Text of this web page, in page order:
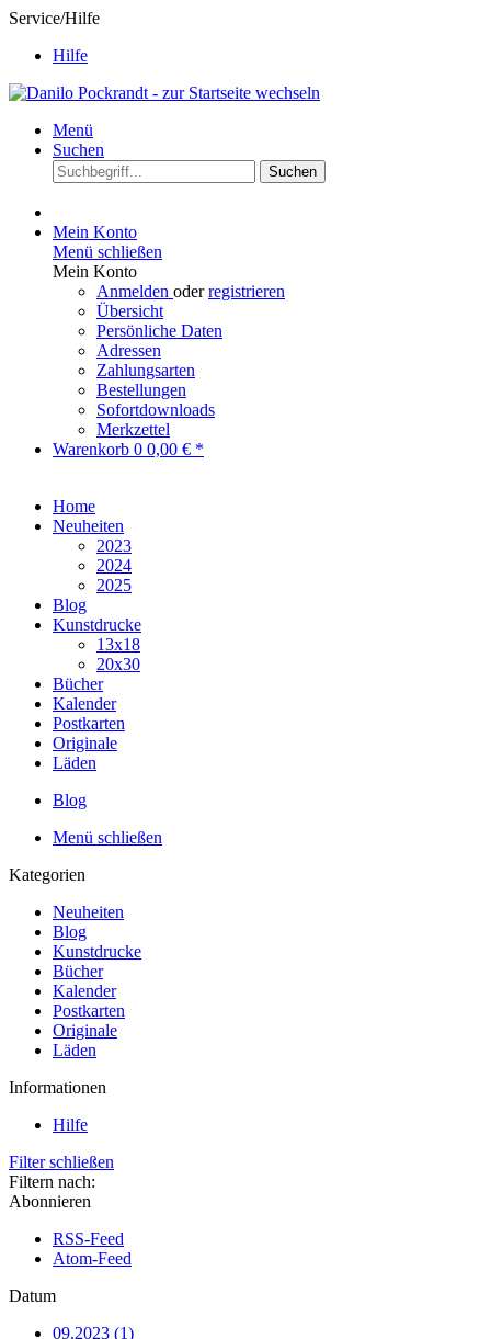
Service/Hilfe
Hilfe
Menü
Suchen
Suchen
Mein Konto
Menü schließen
Mein Konto
Anmelden oderregistrieren
Übersicht
Persönliche Daten
Adressen
Zahlungsarten
Bestellungen
Sofortdownloads
Merkzettel
Warenkorb 0 0,00 € *
Home
Neuheiten
2023
2024
2025
Blog
Kunstdrucke
13x18
20x30
Bücher
Kalender
Postkarten
Originale
Läden
Blog
Menü schließen
Kategorien
Neuheiten
Blog
Kunstdrucke
Bücher
Kalender
Postkarten
Originale
Läden
Informationen
Hilfe
Filter schließen
Filtern nach:
Abonnieren
RSS-Feed
Atom-Feed
Datum
09.2023 (1)